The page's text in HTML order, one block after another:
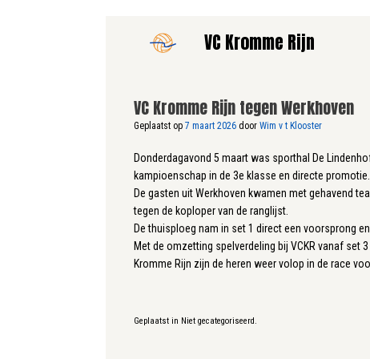
VC Kromme Rijn
VC Kromme Rijn tegen Werkhoven
Geplaatst op 7 maart 2026 door Wim v t Klooster
Donderdagavond 5 maart was sporthal De
kampioenschap in de 3e klasse en directe promotie.
De gasten uit Werkhoven kwamen met gehavend
tegen de koploper van de ranglijst.
De thuisploeg nam in set 1 direct een voorsprong
Met de omzetting spelverdeling bij VCKR vanaf set
Kromme Rijn zijn de heren weer volop in de race
Geplaatst in Niet gecategoriseerd.